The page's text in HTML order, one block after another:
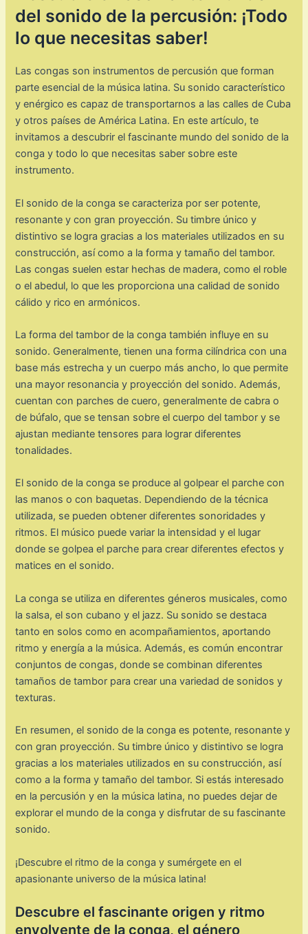
del sonido de la percusión: ¡Todo
lo que necesitas saber!
Las congas son instrumentos de percusión que forman
parte esencial de la música latina. Su sonido característico
y enérgico es capaz de transportarnos a las calles de Cuba
y otros países de América Latina. En este artículo, te
invitamos a descubrir el fascinante mundo del sonido de la
conga y todo lo que necesitas saber sobre este
instrumento.
El sonido de la conga se caracteriza por ser potente,
resonante y con gran proyección. Su timbre único y
distintivo se logra gracias a los materiales utilizados en su
construcción, así como a la forma y tamaño del tambor.
Las congas suelen estar hechas de madera, como el roble
o el abedul, lo que les proporciona una calidad de sonido
cálido y rico en armónicos.
La forma del tambor de la conga también influye en su
sonido. Generalmente, tienen una forma cilíndrica con una
base más estrecha y un cuerpo más ancho, lo que permite
una mayor resonancia y proyección del sonido. Además,
cuentan con parches de cuero, generalmente de cabra o
de búfalo, que se tensan sobre el cuerpo del tambor y se
ajustan mediante tensores para lograr diferentes
tonalidades.
El sonido de la conga se produce al golpear el parche con
las manos o con baquetas. Dependiendo de la técnica
utilizada, se pueden obtener diferentes sonoridades y
ritmos. El músico puede variar la intensidad y el lugar
donde se golpea el parche para crear diferentes efectos y
matices en el sonido.
La conga se utiliza en diferentes géneros musicales, como
la salsa, el son cubano y el jazz. Su sonido se destaca
tanto en solos como en acompañamientos, aportando
ritmo y energía a la música. Además, es común encontrar
conjuntos de congas, donde se combinan diferentes
tamaños de tambor para crear una variedad de sonidos y
texturas.
En resumen, el sonido de la conga es potente, resonante y
con gran proyección. Su timbre único y distintivo se logra
gracias a los materiales utilizados en su construcción, así
como a la forma y tamaño del tambor. Si estás interesado
en la percusión y en la música latina, no puedes dejar de
explorar el mundo de la conga y disfrutar de su fascinante
sonido.
¡Descubre el ritmo de la conga y sumérgete en el
apasionante universo de la música latina!
Descubre el fascinante origen y ritmo
envolvente de la conga, el género